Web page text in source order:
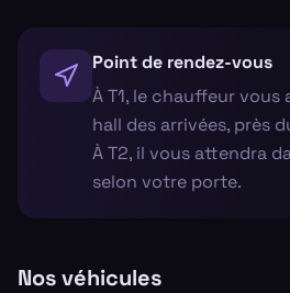
Point de rendez-vous
À T1, le chauffeur vous
hall des arrivées, près
À T2, il vous attendra
selon votre porte.
Nos véhicules